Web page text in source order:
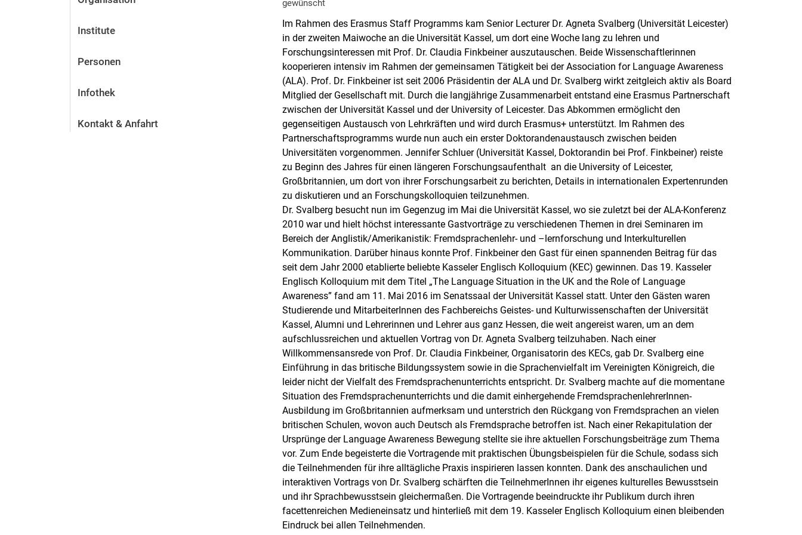
Institute
Personen
Infothek
Kontakt & Anfahrt
gewünscht
Im Rahmen des Erasmus Staff Programms kam Senior Lecturer Dr. Agneta Svalberg (Universität Leicester)
in der zweiten Maiwoche an die Universität Kassel, um dort eine Woche lang zu lehren und
Forschungsinteressen mit Prof. Dr. Claudia Finkbeiner auszutauschen. Beide Wissenschaftlerinnen
kooperieren intensiv im Rahmen der gemeinsamen Tätigkeit bei der Association for Language Awareness
(ALA). Prof. Dr. Finkbeiner ist seit 2006 Präsidentin der ALA und Dr. Svalberg wirkt zeitgleich aktiv als Board
Mitglied der Gesellschaft mit. Durch die langjährige Zusammenarbeit entstand eine Erasmus Partnerschaft
zwischen der Universität Kassel und der University of Leicester. Das Abkommen ermöglicht den
gegenseitigen Austausch von Lehrkräften und wird durch Erasmus+ unterstützt. Im Rahmen des
Partnerschaftsprogramms wurde nun auch ein erster Doktorandenaustausch zwischen beiden
Universitäten vorgenommen. Jennifer Schluer (Universität Kassel, Doktorandin bei Prof. Finkbeiner) reiste
zu Beginn des Jahres für einen längeren Forschungsaufenthalt an die University of Leicester,
Großbritannien, um dort von ihrer Forschungsarbeit zu berichten, Details in internationalen Expertenrunden
zu diskutieren und an Forschungskolloquien teilzunehmen.
Dr. Svalberg besucht nun im Gegenzug im Mai die Universität Kassel, wo sie zuletzt bei der ALA-Konferenz
2010 war und hielt höchst interessante Gastvorträge zu verschiedenen Themen in drei Seminaren im
Bereich der Anglistik/Amerikanistik: Fremdsprachenlehr- und –lernforschung und Interkulturellen
Kommunikation. Darüber hinaus konnte Prof. Finkbeiner den Gast für einen spannenden Beitrag für das
seit dem Jahr 2000 etablierte beliebte Kasseler Englisch Kolloquium (KEC) gewinnen. Das 19. Kasseler
Englisch Kolloquium mit dem Titel „The Language Situation in the UK and the Role of Language
Awareness” fand am 11. Mai 2016 im Senatssaal der Universität Kassel statt. Unter den Gästen waren
Studierende und MitarbeiterInnen des Fachbereichs Geistes- und Kulturwissenschaften der Universität
Kassel, Alumni und Lehrerinnen und Lehrer aus ganz Hessen, die weit angereist waren, um an dem
aufschlussreichen und aktuellen Vortrag von Dr. Agneta Svalberg teilzuhaben. Nach einer
Willkommensansrede von Prof. Dr. Claudia Finkbeiner, Organisatorin des KECs, gab Dr. Svalberg eine
Einführung in das britische Bildungssystem sowie in die Sprachenvielfalt im Vereinigten Königreich, die
leider nicht der Vielfalt des Fremdsprachenunterrichts entspricht. Dr. Svalberg machte auf die momentane
Situation des Fremdsprachenunterrichts und die damit einhergehende FremdsprachenlehrerInnen-
Ausbildung im Großbritannien aufmerksam und unterstrich den Rückgang von Fremdsprachen an vielen
britischen Schulen, wovon auch Deutsch als Fremdsprache betroffen ist. Nach einer Rekapitulation der
Ursprünge der Language Awareness Bewegung stellte sie ihre aktuellen Forschungsbeiträge zum Thema
vor. Zum Ende begeisterte die Vortragende mit praktischen Übungsbeispielen für die Schule, sodass sich
die Teilnehmenden für ihre alltägliche Praxis inspirieren lassen konnten. Dank des anschaulichen und
interaktiven Vortrags von Dr. Svalberg schärften die TeilnehmerInnen ihr eigenes kulturelles Bewusstsein
und ihr Sprachbewusstsein gleichermaßen. Die Vortragende beeindruckte ihr Publikum durch ihren
facettenreichen Medieneinsatz und hinterließ mit dem 19. Kasseler Englisch Kolloquium einen bleibenden
Eindruck bei allen Teilnehmenden.